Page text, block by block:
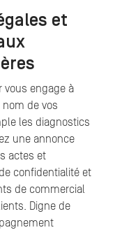
et
vous engage à
de vos
les diagnostics
une annonce
actes et
confidentialité et
de commercial
Digne de